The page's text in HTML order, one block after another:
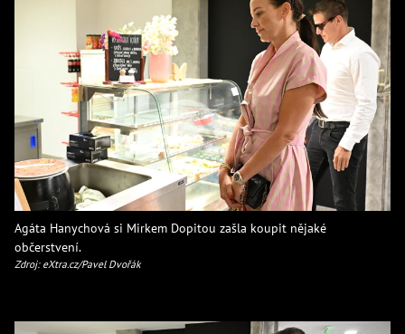
Agáta Hanychová si Mirkem Dopitou zašla koupit nějaké
občerstvení.
Zdroj: eXtra.cz/Pavel Dvořák